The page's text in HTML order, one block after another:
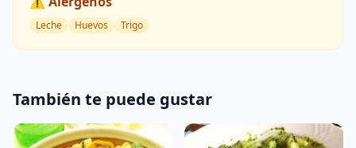
Leche Huevos Trigo
También te puede gustar